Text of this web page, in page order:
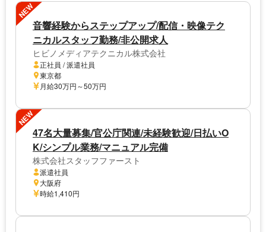
NEW
音響経験からステップアップ/配信・映像テク
ニカルスタッフ勤務/非公開求人
ヒビノメディアテクニカル株式会社
正社員 / 派遣社員
東京都
月給30万円～50万円
NEW
47名大量募集/官公庁関連/未経験歓迎/日払いO
K/シンプル業務/マニュアル完備
株式会社スタッフファースト
派遣社員
大阪府
時給1,410円